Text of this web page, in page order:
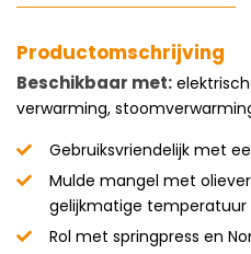
Productomschrijving
Beschikbaar met:
verwarming,
Gebruiksvriendelijk met
Mulde mangel met
gelijkmatige temperatuur
Rol met springpress en